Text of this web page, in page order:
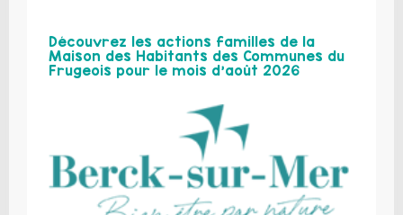
Découvrez les actions familles de la
Maison des Habitants des Communes du
Frugeois pour le mois d’août 2026